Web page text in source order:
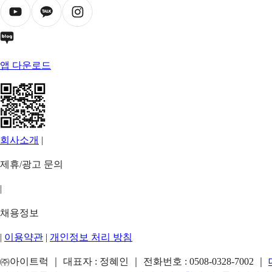
앱 다운로드
회사소개 |
제휴/광고 문의
|
채용정보
| 이용약관 | 개인정보 처리 방침
㈜아이트럭 ｜ 대표자 : 정혜인 ｜ 전화번호 : 0508-0328-7002